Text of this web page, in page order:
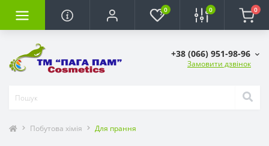
0 0 0
+38 (066) 951-98-96
Замовити дзвінок
Побутова хімія Для прання